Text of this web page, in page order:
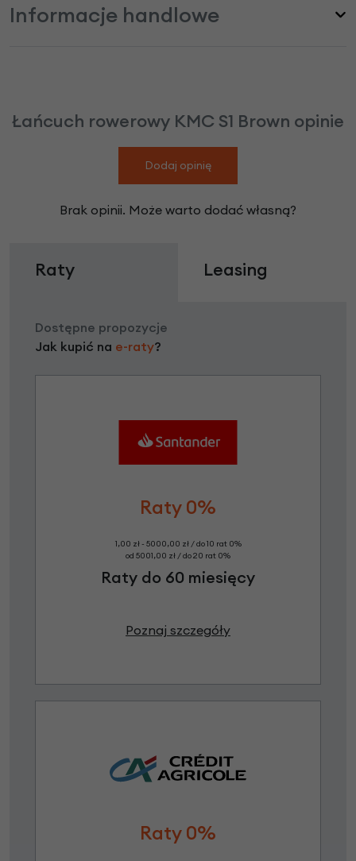
Informacje handlowe
Łańcuch rowerowy KMC S1 Brown opinie
Dodaj opinię
Brak opinii. Może warto dodać własną?
Raty Leasing
Dostępne propozycje
Jak kupić na e-raty?
Raty 0%
1,00 zł - 5000,00 zł / do 10 rat 0%
od 5001,00 zł / do 20 rat 0%
Raty do 60 miesięcy
Poznaj szczegóły
Raty 0%